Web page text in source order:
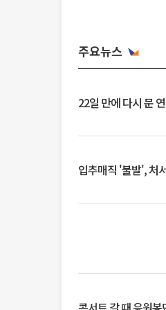
주요뉴스
22일 만에 다시 문
입추매직 '불발', 처